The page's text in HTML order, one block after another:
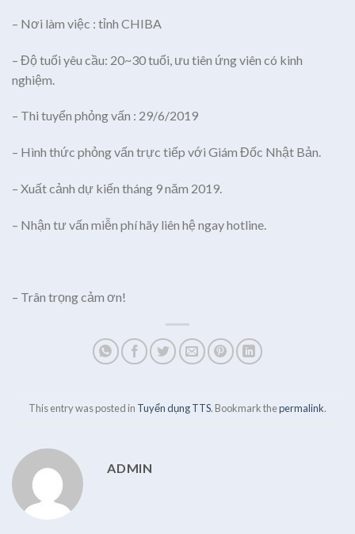
– Nơi làm việc : tỉnh CHIBA
– Độ tuổi yêu cầu: 20~30 tuổi, ưu tiên ứng viên có kinh
nghiệm.
– Thi tuyển phỏng vấn : 29/6/2019
– Hình thức phỏng vấn trực tiếp với Giám Đốc Nhật Bản.
– Xuất cảnh dự kiến tháng 9 năm 2019.
– Nhận tư vấn miễn phí hãy liên hệ ngay hotline.
– Trân trọng cảm ơn!
This entry was posted in Tuyển dụng TTS. Bookmark thepermalink.
ADMIN